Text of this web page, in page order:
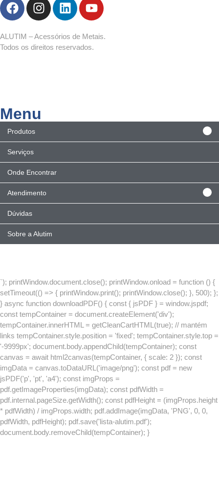
ALUTIM – Acessórios de Metais.
Todos os direitos reservados.
Menu
Produtos
Serviços
Onde Encontrar
Atendimento
Dúvidas
Sobre a Alutim
`); printWindow.document.close(); printWindow.onload = function () {
setTimeout(() => { printWindow.print(); printWindow.close(); }, 500); };
} async function downloadPDF() { const { jsPDF } = window.jspdf;
const tempContainer = document.createElement('div');
tempContainer.innerHTML = getCleanCartHTML(true); // mantém
links tempContainer.style.position = 'fixed'; tempContainer.style.top =
'-9999px'; document.body.appendChild(tempContainer); const
canvas = await html2canvas(tempContainer, { scale: 2 }); const
imgData = canvas.toDataURL('image/png'); const pdf = new
jsPDF('p', 'pt', 'a4'); const imgProps =
pdf.getImageProperties(imgData); const pdfWidth =
pdf.internal.pageSize.getWidth(); const pdfHeight = (imgProps.height
* pdfWidth) / imgProps.width; pdf.addImage(imgData, 'PNG', 0, 0,
pdfWidth, pdfHeight); pdf.save('lista-alutim.pdf');
document.body.removeChild(tempContainer); }